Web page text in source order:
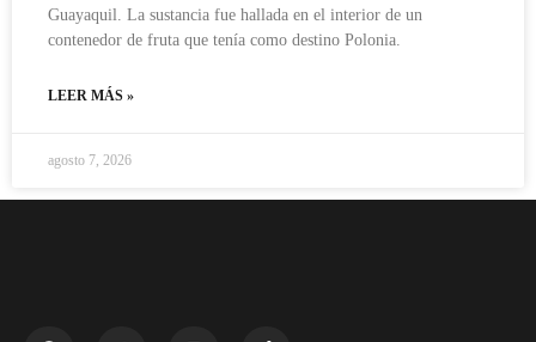
Guayaquil. La sustancia fue hallada en el interior de un
contenedor de fruta que tenía como destino Polonia.
LEER MÁS »
agosto 7, 2026